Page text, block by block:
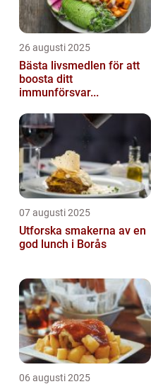
26 augusti 2025
Bästa livsmedlen för att
boosta ditt
immunförsvar...
07 augusti 2025
Utforska smakerna av en
god lunch i Borås
06 augusti 2025